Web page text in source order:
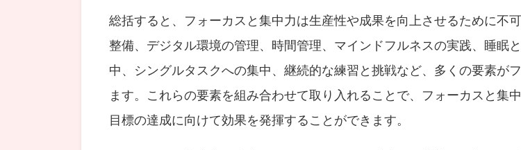
総括すると、フォーカスと集中力は生産性や成果を向上させるために不
整備、デジタル環境の管理、時間管理、マインドフルネスの実践、睡眠
中、シングルタスクへの集中、継続的な練習と挑戦など、多くの要素が
ます。これらの要素を組み合わせて取り入れることで、フォーカスと集
目標の達成に向けて効果を発揮することができます。